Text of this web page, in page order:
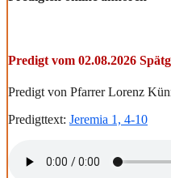
Predigt vom 02.08.2026
Predigt von Pfarrer Lorenz
Predigttext: Jeremia 1, 4-10